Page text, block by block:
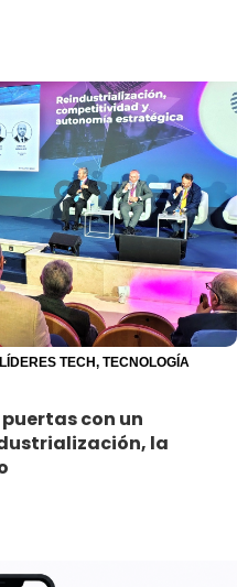
LÍDERES TECH, TECNOLOGÍA
puertas con un
la